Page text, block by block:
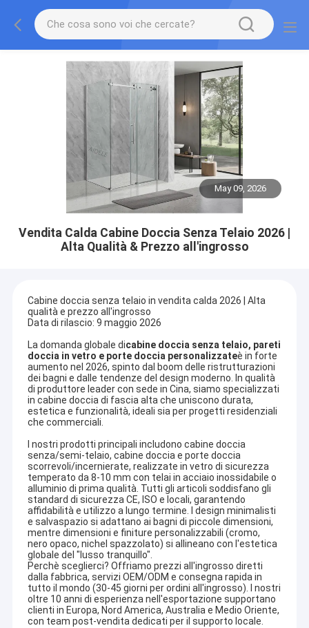
May 09, 2026
Vendita Calda Cabine Doccia Senza Telaio 2026 |
Alta Qualità & Prezzo all'ingrosso
Cabine doccia senza telaio in vendita calda 2026 | Alta
qualità e prezzo all'ingrosso
Data di rilascio: 9 maggio 2026
La domanda globale dicabine doccia senza telaio, pareti
doccia in vetro e porte doccia personalizzateè in forte
aumento nel 2026, spinto dal boom delle ristrutturazioni
dei bagni e dalle tendenze del design moderno. In qualità
di produttore leader con sede in Cina, siamo specializzati
in cabine doccia di fascia alta che uniscono durata,
estetica e funzionalità, ideali sia per progetti residenziali
che commerciali.
I nostri prodotti principali includono cabine doccia
senza/semi-telaio, cabine doccia e porte doccia
scorrevoli/incernierate, realizzate in vetro di sicurezza
temperato da 8-10 mm con telai in acciaio inossidabile o
alluminio di prima qualità. Tutti gli articoli soddisfano gli
standard di sicurezza CE, ISO e locali, garantendo
affidabilità e utilizzo a lungo termine. I design minimalisti
e salvaspazio si adattano ai bagni di piccole dimensioni,
mentre dimensioni e finiture personalizzabili (cromo,
nero opaco, nichel spazzolato) si allineano con l'estetica
globale del "lusso tranquillo".
Perchè sceglierci? Offriamo prezzi all'ingrosso diretti
dalla fabbrica, servizi OEM/ODM e consegna rapida in
tutto il mondo (30-45 giorni per ordini all'ingrosso). I nostri
oltre 10 anni di esperienza nell'esportazione supportano
clienti in Europa, Nord America, Australia e Medio Oriente,
con team post-vendita dedicati per il supporto locale.